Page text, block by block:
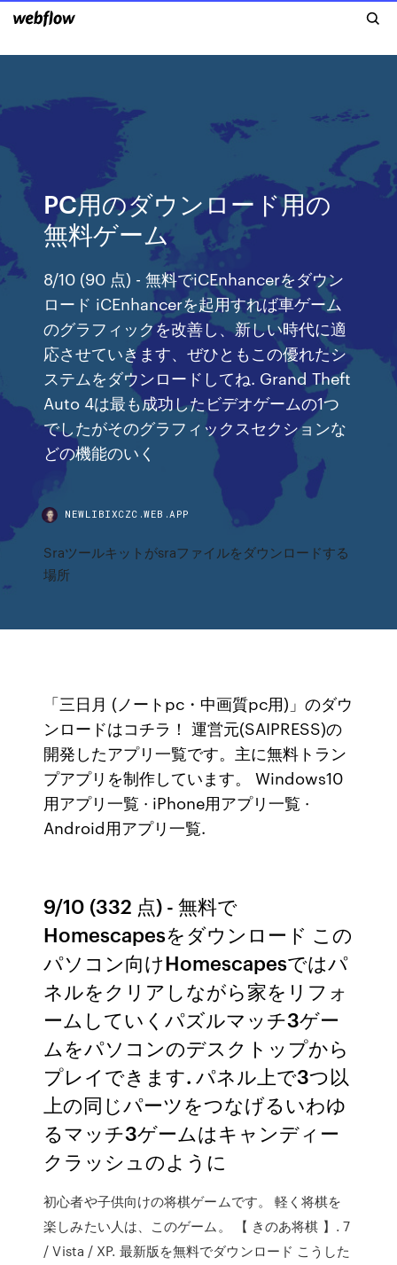
PC用のダウンロード用の
無料ゲーム
8/10 (90 点) - 無料でiCEnhancerをダウン
ロード iCEnhancerを起用すれば車ゲーム
のグラフィックを改善し、新しい時代に適
応させていきます、ぜひともこの優れたシ
ステムをダウンロードしてね. Grand Theft
Auto 4は最も成功したビデオゲームの1つ
でしたがそのグラフィックスセクションな
どの機能のいく
NEWLIBIXCZC.WEB.APP
Sraツールキットがsraファイルをダウンロードする
場所
「三日月 (ノートpc・中画質pc用)」のダウ
ンロードはコチラ！ 運営元(SAIPRESS)の
開発したアプリ一覧です。主に無料トラン
プアプリを制作しています。 Windows10
用アプリ一覧 · iPhone用アプリ一覧 ·
Android用アプリ一覧.
9/10 (332 点) - 無料で
Homescapesをダウンロード この
パソコン向けHomescapesではパ
ネルをクリアしながら家をリフォ
ームしていくパズルマッチ3ゲー
ムをパソコンのデスクトップから
プレイできます. パネル上で3つ以
上の同じパーツをつなげるいわゆ
るマッチ3ゲームはキャンディー
クラッシュのように
初心者や子供向けの将棋ゲームです。 軽く将棋を
楽しみたい人は、このゲーム。 【 きのあ将棋 】. 7
/ Vista / XP. 最新版を無料でダウンロード こうした